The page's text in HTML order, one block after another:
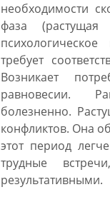
необходимости
фаза (растущая
требует
Возникает
равновесии.
болезненно.
конфликтов. Она
этот период
трудные
результативными.